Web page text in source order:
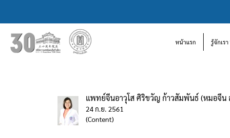
หน้าแรก รู้จักเรา
แพทย์จีนอาวุโส ศิริขวัญ ก้าวสัมพันธ์ (หมอจีน
24 ก.ย. 2561
(Content)